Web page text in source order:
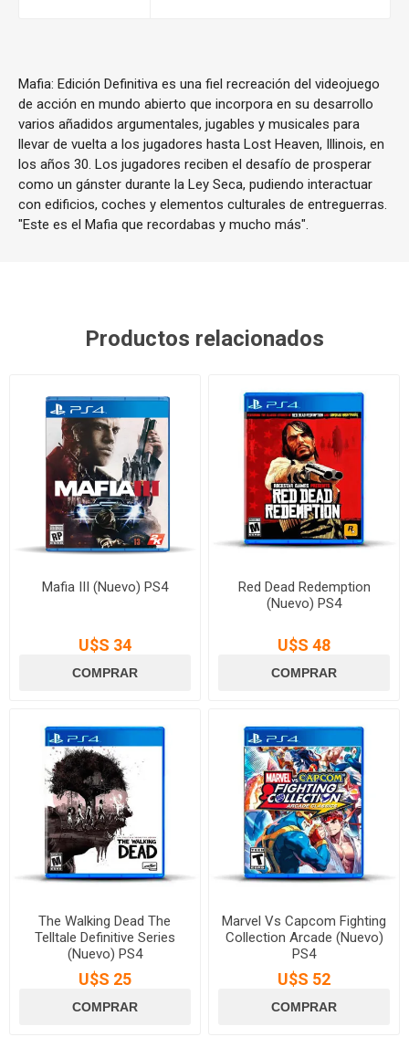
Mafia: Edición Definitiva es una fiel recreación del videojuego
de acción en mundo abierto que incorpora en su desarrollo
varios añadidos argumentales, jugables y musicales para
llevar de vuelta a los jugadores hasta Lost Heaven, Illinois, en
los años 30. Los jugadores reciben el desafío de prosperar
como un gánster durante la Ley Seca, pudiendo interactuar
con edificios, coches y elementos culturales de entreguerras.
"Este es el Mafia que recordabas y mucho más".
Productos relacionados
Mafia III (Nuevo) PS4
U$S 34
Red Dead Redemption
(Nuevo) PS4
U$S 48
The Walking Dead The
Telltale Definitive Series
(Nuevo) PS4
U$S 25
Marvel Vs Capcom Fighting
Collection Arcade (Nuevo)
PS4
U$S 52